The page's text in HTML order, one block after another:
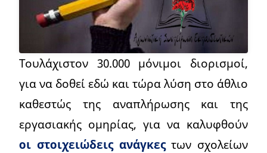
Τουλάχιστον 30.000 μόνιμοι διορισμοί,
για να δοθεί εδώ και τώρα λύση στο άθλιο
καθεστώς της αναπλήρωσης και της
εργασιακής ομηρίας, για να καλυφθούν
οι στοιχειώδεις ανάγκεςτων σχολείων